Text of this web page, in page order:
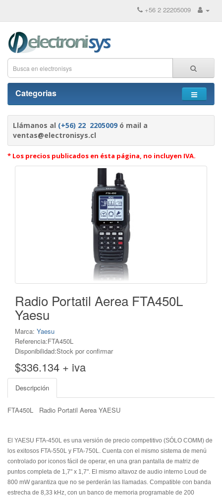
+56 2 22205009
Categorias
Llámanos al (+56) 22 2205009 ó mail a
ventas@electronisys.cl
* Los precios publicados en ésta página, no incluyen IVA.
Radio Portatil Aerea FTA450L
Yaesu
Marca: Yaesu
Referencia:FTA450L
Disponibilidad:Stock por confirmar
$336.134 + iva
Descripción
FTA450L Radio Portatil Aerea YAESU
El YAESU FTA-450L es una versión de precio competitivo (SÓLO COMM) de
los exitosos FTA-550L y FTA-750L. Cuenta con el mismo sistema de menú
controlado por iconos fácil de operar, en una gran pantalla de matriz de
puntos completa de 1,7" x 1,7". El mismo altavoz de audio interno Loud de
800 mW garantiza que no se perderán las llamadas. Compatible con banda
estrecha de 8,33 kHz, con un banco de memoria programable de 200